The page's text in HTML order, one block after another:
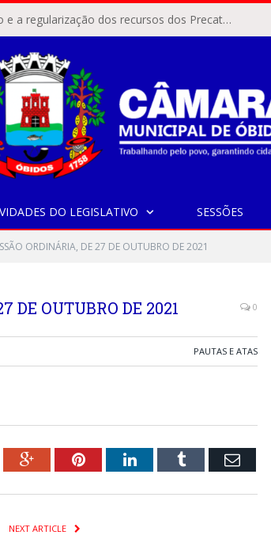
ÓBIDOS, PA – O destino e a regularização dos recursos dos Precatórios do FUNDEF (Fundo de Manutenção e Desenvolvimento do Ensino Fundamental e de Valorização do Magistério) voltaram a pautar as discussões na Câmara Municipal de Óbidos.
DO LEGISLATIVO SESSÕES
ORDINÁRIA, DE 27 DE OUTUBRO DE 2021
DE OUTUBRO DE 2021 0
PAUTAS E ATAS
Google+PinterestLinkedInTumblr Email
NEXT ARTICLE